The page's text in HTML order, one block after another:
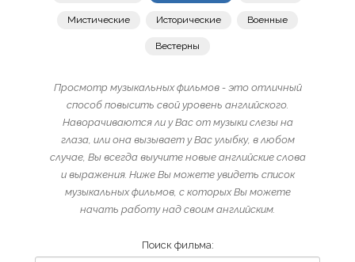
Мистические Исторические Военные
Вестерны
Просмотр музыкальных фильмов - это отличный
способ повысить свой уровень английского.
Наворачиваются ли у Вас от музыки слезы на
глаза, или она вызывает у Вас улыбку, в любом
случае, Вы всегда выучите новые английские слова
и выражения. Ниже Вы можете увидеть список
музыкальных фильмов, с которых Вы можете
начать работу над своим английским.
Поиск фильма: